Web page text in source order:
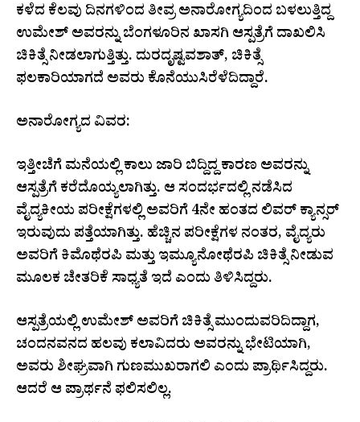
ಕಳೆದ ಕೆಲವು ದಿನಗಳಿಂದ ತೀವ್ರ ಅನಾರೋಗ್ಯದಿಂದ ಬಳಲುತ್ತಿದ್ದ
ಉಮೇಶ್ ಅವರನ್ನು ಬೆಂಗಳೂರಿನ ಖಾಸಗಿ ಆಸ್ಪತ್ರೆಗೆ ದಾಖಲಿಸಿ
ಚಿಕಿತ್ಸೆ ನೀಡಲಾಗುತ್ತಿತ್ತು. ದುರದೃಷ್ಟವಶಾತ್, ಚಿಕಿತ್ಸೆ
ಫಲಕಾರಿಯಾಗದೆ ಅವರು ಕೊನೆಯುಸಿರೆಳೆದಿದ್ದಾರೆ.
ಅನಾರೋಗ್ಯದ ವಿವರ:
ಇತ್ತೀಚೆಗೆ ಮನೆಯಲ್ಲಿ ಕಾಲು ಜಾರಿ ಬಿದ್ದಿದ್ದ ಕಾರಣ ಅವರನ್ನು
ಆಸ್ಪತ್ರೆಗೆ ಕರೆದೊಯ್ಯಲಾಗಿತ್ತು. ಆ ಸಂದರ್ಭದಲ್ಲಿ ನಡೆಸಿದ
ವೈದ್ಯಕೀಯ ಪರೀಕ್ಷೆಗಳಲ್ಲಿ ಅವರಿಗೆ 4ನೇ ಹಂತದ ಲಿವರ್ ಕ್ಯಾನ್ಸರ್
ಇರುವುದು ಪತ್ತೆಯಾಗಿತ್ತು. ಹೆಚ್ಚಿನ ಪರೀಕ್ಷೆಗಳ ನಂತರ, ವೈದ್ಯರು
ಅವರಿಗೆ ಕಿಮೊಥೆರಪಿ ಮತ್ತು ಇಮ್ಯೂನೋಥೆರಪಿ ಚಿಕಿತ್ಸೆ ನೀಡುವ
ಮೂಲಕ ಚೇತರಿಕೆ ಸಾಧ್ಯತೆ ಇದೆ ಎಂದು ತಿಳಿಸಿದ್ದರು.
ಆಸ್ಪತ್ರೆಯಲ್ಲಿ ಉಮೇಶ್ ಅವರಿಗೆ ಚಿಕಿತ್ಸೆ ಮುಂದುವರಿದಿದ್ದಾಗ,
ಚಂದನವನದ ಹಲವು ಕಲಾವಿದರು ಅವರನ್ನು ಭೇಟಿಯಾಗಿ,
ಅವರು ಶೀಘ್ರವಾಗಿ ಗುಣಮುಖರಾಗಲಿ ಎಂದು ಪ್ರಾರ್ಥಿಸಿದ್ದರು.
ಆದರೆ ಆ ಪ್ರಾರ್ಥನೆ ಫಲಿಸಲಿಲ್ಲ.